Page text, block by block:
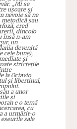
„Mi se
ușoare și
nevoie să ne
sau
cred
dincolo
însă n-am
un
devenită
cele bune),
și
strictețile
la Octavio
și libertinul,
a unor
și
e o temă
cu
a urmărit-o
sale